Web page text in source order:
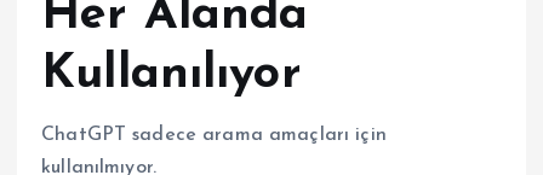
Her Alanda
Kullanılıyor
ChatGPT sadece arama amaçları için
kullanılmıyor.